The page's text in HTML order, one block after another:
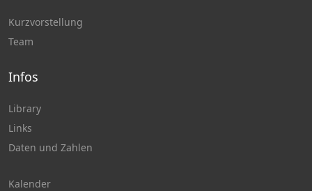
Kurzvorstellung
Team
Infos
Library
Links
Daten und Zahlen
Kalender